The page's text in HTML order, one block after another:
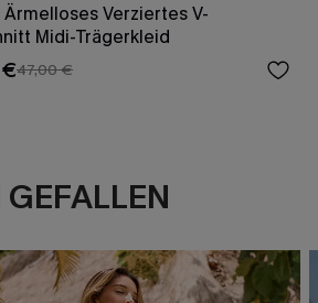
Ärmelloses Verziertes V-
Midi-Trägerkleid
47,00 €